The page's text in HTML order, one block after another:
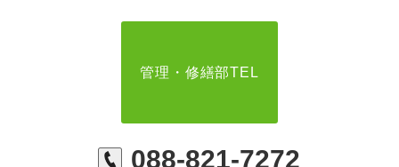
管理・修繕部TEL
088-821-7272